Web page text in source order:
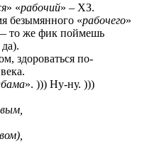
» «рабочий» – ХЗ.
безымянного «рабочего»
то же фик поймешь
да).
здороваться по-
». ))) Ну-ну. )))